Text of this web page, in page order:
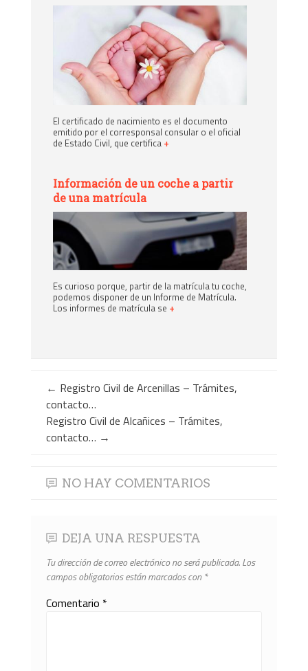
El certificado de nacimiento es el documento
emitido por el corresponsal consular o el oficial
de Estado Civil, que certifica +
Información de un coche a partir
de una matrícula
Es curioso porque, partir de la matrícula tu coche,
podemos disponer de un Informe de Matrícula.
Los informes de matrícula se +
← Registro Civil de Arcenillas – Trámites,
contacto…
Registro Civil de Alcañices – Trámites,
contacto… →
NO HAY COMENTARIOS
DEJA UNA RESPUESTA
Tu dirección de correo electrónico no será publicada.Los
campos obligatorios están marcados con *
Comentario *